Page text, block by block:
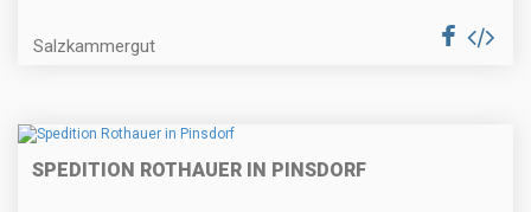
Salzkammergut
SPEDITION ROTHAUER IN PINSDORF